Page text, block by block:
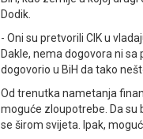
Dodik.
- Oni su pretvorili CIK u
Dakle, nema dogovora ni
dogovorio u BiH da tako
Od trenutka nametanja
moguće zloupotrebe. Da su
se širom svijeta. Ipak,